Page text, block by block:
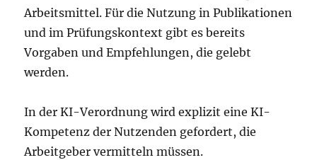
Arbeitsmittel. Für die Nutzung in Publikationen
und im Prüfungskontext gibt es bereits
Vorgaben und Empfehlungen, die gelebt
werden.
In der KI-Verordnung wird explizit eine KI-
Kompetenz der Nutzenden gefordert, die
Arbeitgeber vermitteln müssen.